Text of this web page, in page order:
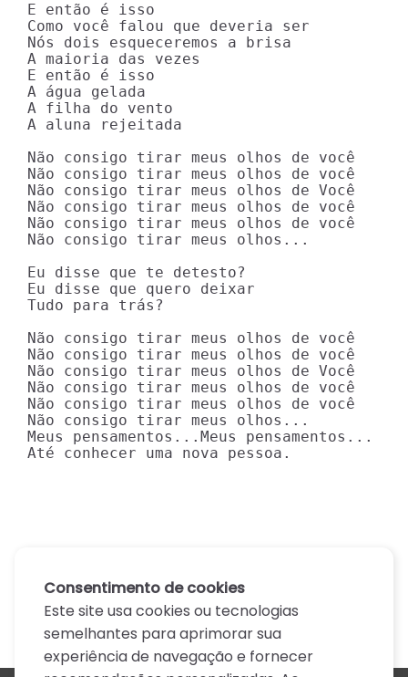
E então é isso
Como você falou que deveria ser
Nós dois esqueceremos a brisa
A maioria das vezes
E então é isso
A água gelada
A filha do vento
A aluna rejeitada
Não consigo tirar meus olhos de você
Não consigo tirar meus olhos de você
Não consigo tirar meus olhos de Você
Não consigo tirar meus olhos de você
Não consigo tirar meus olhos de você
Não consigo tirar meus olhos...
Eu disse que te detesto?
Eu disse que quero deixar
Tudo para trás?
Não consigo tirar meus olhos de você
Não consigo tirar meus olhos de você
Não consigo tirar meus olhos de Você
Não consigo tirar meus olhos de você
Não consigo tirar meus olhos de você
Não consigo tirar meus olhos...
Meus pensamentos...Meus pensamentos...
Até conhecer uma nova pessoa.
Consentimento de cookies
Este site usa cookies ou tecnologias
semelhantes para aprimorar sua
experiência de navegação e fornecer